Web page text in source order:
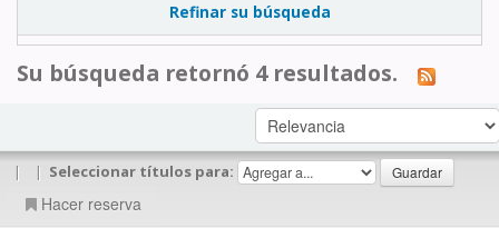
Refinar su búsqueda
Su búsqueda retornó 4 resultados.
| | Seleccionar títulos para:
Hacer reserva